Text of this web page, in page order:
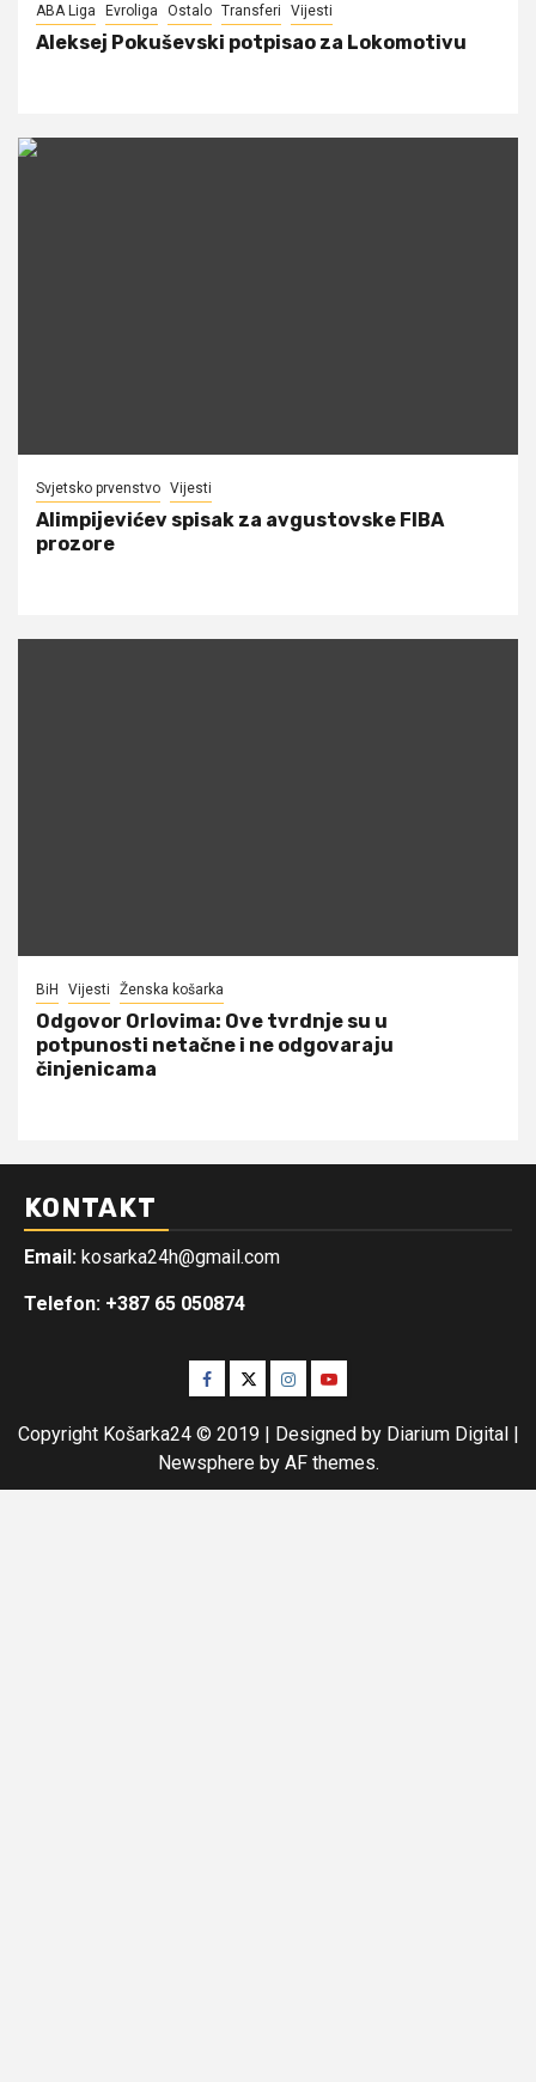
ABA Liga Evroliga Ostalo Transferi Vijesti
Aleksej Pokuševski potpisao za Lokomotivu
Svjetsko prvenstvo Vijesti
Alimpijevićev spisak za avgustovske FIBA
prozore
BiH Vijesti Ženska košarka
Odgovor Orlovima: ​Ove tvrdnje su u
potpunosti netačne i ne odgovaraju
činjenicama
KONTAKT
Email: kosarka24h@gmail.com
Telefon: +387 65 050874
Facebook
TwitterInstagram
Youtube
Copyright Košarka24 © 2019 | Designed by Diarium Digital |
Newsphereby AF themes.